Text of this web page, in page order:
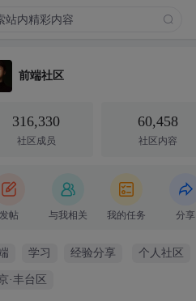
前端社区
316,330
社区成员
60,458
社区内容
发帖 与我相关 我的任务 分享
学习 经验分享 个人社区
·丰台区